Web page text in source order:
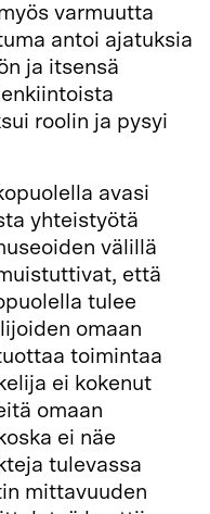
varmuutta
antoi ajatuksia
ja itsensä
roolin ja pysyi
avasi
yhteistyötä
välillä
että
tulee
omaan
toimintaa
ei kokenut
omaan
ei näe
tulevassa
mittavuuden